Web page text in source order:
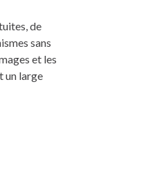
de
sans
et les
un large